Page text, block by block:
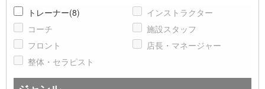
トレーナー(8)
インストラクター
コーチ
施設スタッフ
フロント
店長・マネージャー
整体・セラピスト